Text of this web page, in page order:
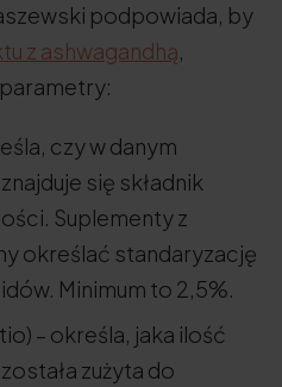
podpowiada, by
z ashwagandhą,
czy w danym
się składnik
Suplementy z
określać standaryzację
Minimum to 2,5%.
– określa, jaka ilość
zużyta do